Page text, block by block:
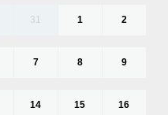
31 1 2
7 8 9
14 15 16